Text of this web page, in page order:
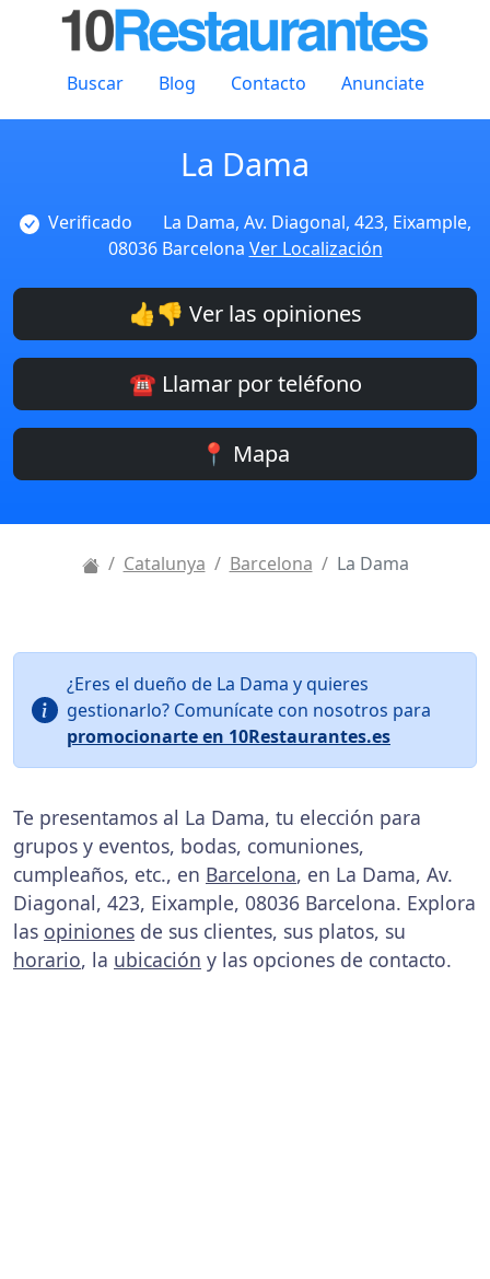
Buscar Blog Contacto Anunciate
La Dama
Verificado
La Dama, Av. Diagonal, 423, Eixample,
08036 Barcelona Ver Localización
👍👎 Ver las opiniones
☎️ Llamar por teléfono
📍 Mapa
Catalunya Barcelona La Dama
¿Eres el dueño de La Dama y quieres
gestionarlo? Comunícate con nosotros para
promocionarte en 10Restaurantes.es
Te presentamos al La Dama, tu elección para
grupos y eventos, bodas, comuniones,
cumpleaños, etc., en Barcelona, en La Dama, Av.
Diagonal, 423, Eixample, 08036 Barcelona. Explora
las opiniones de sus clientes, sus platos, su
horario, la ubicación y las opciones de contacto.